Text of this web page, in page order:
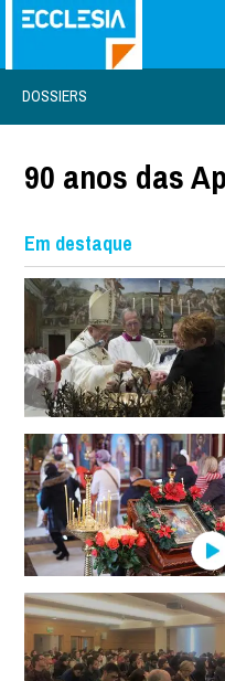
DOSSIERS
90 anos das
Em destaque